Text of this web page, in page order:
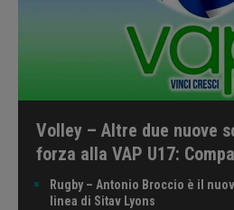
Volley – Altre due nuove
forza alla VAP U17:
Rugby – Antonio Broccio è il
linea di Sitav Lyons